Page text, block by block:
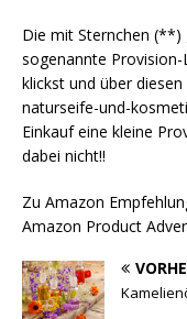
Die mit Sternchen (**)
sogenannte Provision-
klickst und über
naturseife-und-
Einkauf eine kleine
dabei nicht!!
Zu Amazon
Amazon Product